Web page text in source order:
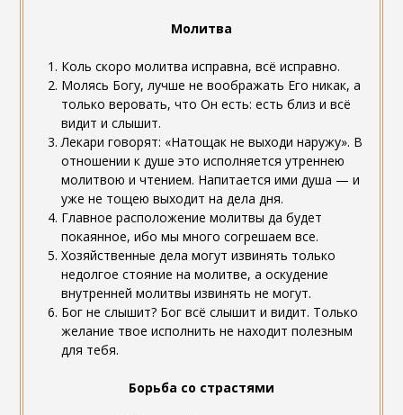
Молитва
Коль скоро молитва исправна, всё исправно.
Молясь Богу, лучше не воображать Его никак, а
только веровать, что Он есть: есть близ и всё
видит и слышит.
Лекари говорят: «Натощак не выходи наружу». В
отношении к душе это исполняется утреннею
молитвою и чтением. Напитается ими душа — и
уже не тощею выходит на дела дня.
Главное расположение молитвы да будет
покаянное, ибо мы много согрешаем все.
Хозяйственные дела могут извинять только
недолгое стояние на молитве, а оскудение
внутренней молитвы извинять не могут.
Бог не слышит? Бог всё слышит и видит. Только
желание твое исполнить не находит полезным
для тебя.
Борьба со страстями